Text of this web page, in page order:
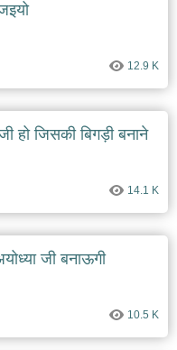
12.9 K
हो जिसकी बिगड़ी बनाने
14.1 K
जी बनाऊगी
10.5 K